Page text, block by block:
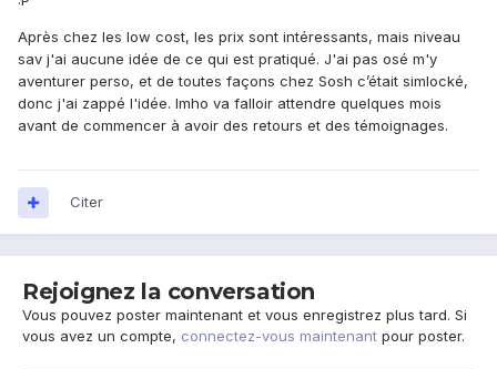
Après chez les low cost, les prix sont intéressants, mais niveau
sav j'ai aucune idée de ce qui est pratiqué. J'ai pas osé m'y
aventurer perso, et de toutes façons chez Sosh c’était simlocké,
donc j'ai zappé l'idée. Imho va falloir attendre quelques mois
avant de commencer à avoir des retours et des témoignages.
Citer
Rejoignez la conversation
Vous pouvez poster maintenant et vous enregistrez plus tard. Si
vous avez un compte, connectez-vous maintenant pour poster.